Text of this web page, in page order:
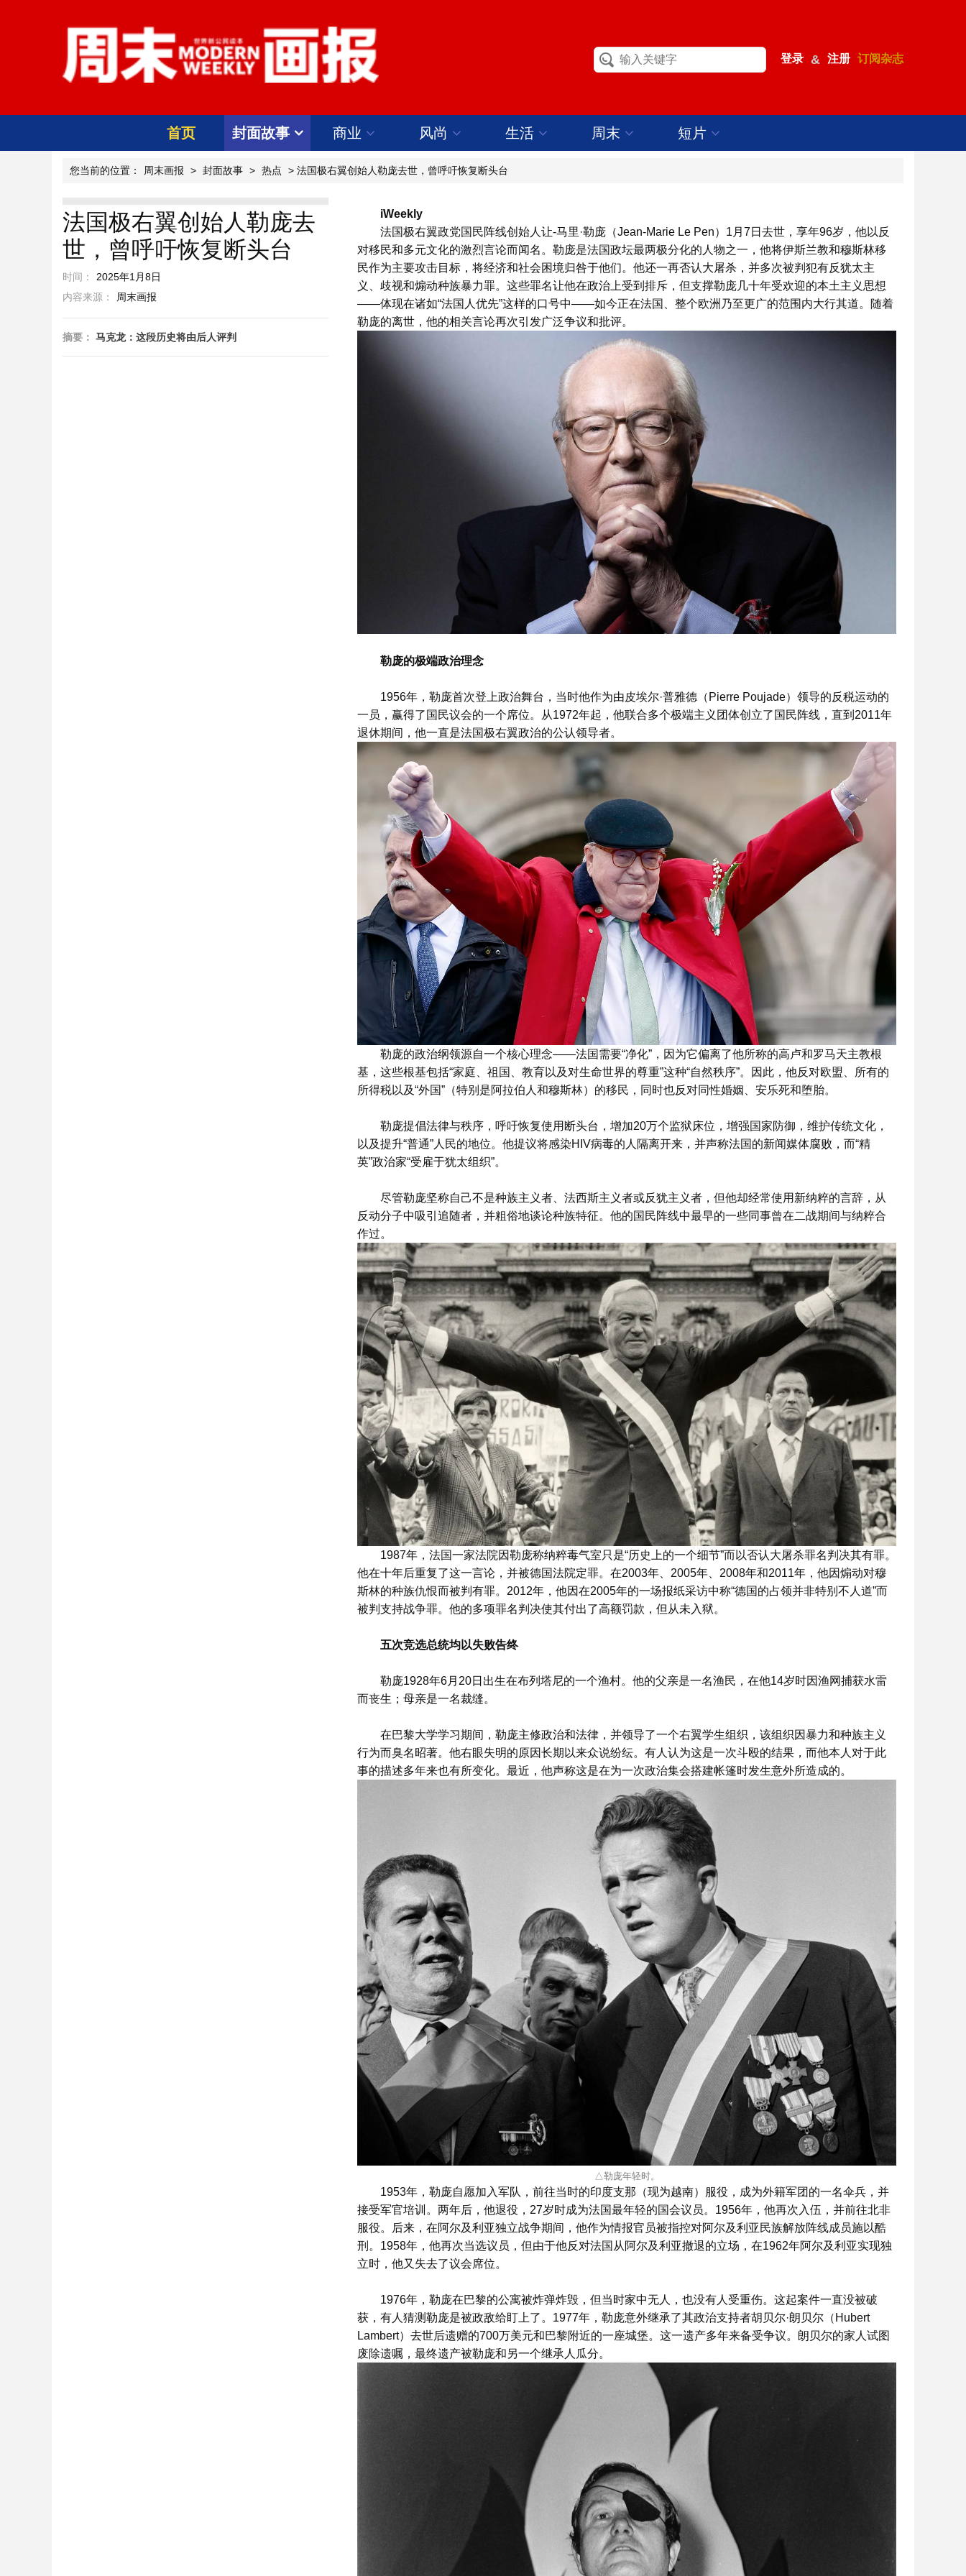
登录 & 注册 订阅杂志
首页 封面故事 商业 风尚 生活 周末 短片
您当前的位置： 周末画报 > 封面故事 > 热点 > 法国极右翼创始人勒庞去世，曾呼吁恢复断头台
法国极右翼创始人勒庞去
世，曾呼吁恢复断头台
时间：
2025年1月8日
内容来源：
周末画报
摘要： 马克龙：这段历史将由后人评判
iWeekly
法国极右翼政党国民阵线创始人让-马里·勒庞（Jean-Marie Le Pen）1月7日去世，享年96岁，他以反
对移民和多元文化的激烈言论而闻名。勒庞是法国政坛最两极分化的人物之一，他将伊斯兰教和穆斯林移
民作为主要攻击目标，将经济和社会困境归咎于他们。他还一再否认大屠杀，并多次被判犯有反犹太主
义、歧视和煽动种族暴力罪。这些罪名让他在政治上受到排斥，但支撑勒庞几十年受欢迎的本土主义思想
——体现在诸如“法国人优先”这样的口号中——如今正在法国、整个欧洲乃至更广的范围内大行其道。随着
勒庞的离世，他的相关言论再次引发广泛争议和批评。
勒庞的极端政治理念
1956年，勒庞首次登上政治舞台，当时他作为由皮埃尔·普雅德（Pierre Poujade）领导的反税运动的
一员，赢得了国民议会的一个席位。从1972年起，他联合多个极端主义团体创立了国民阵线，直到2011年
退休期间，他一直是法国极右翼政治的公认领导者。
勒庞的政治纲领源自一个核心理念——法国需要“净化”，因为它偏离了他所称的高卢和罗马天主教根
基，这些根基包括“家庭、祖国、教育以及对生命世界的尊重”这种“自然秩序”。因此，他反对欧盟、所有的
所得税以及“外国”（特别是阿拉伯人和穆斯林）的移民，同时也反对同性婚姻、安乐死和堕胎。
勒庞提倡法律与秩序，呼吁恢复使用断头台，增加20万个监狱床位，增强国家防御，维护传统文化，
以及提升“普通”人民的地位。他提议将感染HIV病毒的人隔离开来，并声称法国的新闻媒体腐败，而“精
英”政治家“受雇于犹太组织”。
尽管勒庞坚称自己不是种族主义者、法西斯主义者或反犹主义者，但他却经常使用新纳粹的言辞，从
反动分子中吸引追随者，并粗俗地谈论种族特征。他的国民阵线中最早的一些同事曾在二战期间与纳粹合
作过。
1987年，法国一家法院因勒庞称纳粹毒气室只是“历史上的一个细节”而以否认大屠杀罪名判决其有罪。
他在十年后重复了这一言论，并被德国法院定罪。在2003年、2005年、2008年和2011年，他因煽动对穆
斯林的种族仇恨而被判有罪。2012年，他因在2005年的一场报纸采访中称“德国的占领并非特别不人道”而
被判支持战争罪。他的多项罪名判决使其付出了高额罚款，但从未入狱。
五次竞选总统均以失败告终
勒庞1928年6月20日出生在布列塔尼的一个渔村。他的父亲是一名渔民，在他14岁时因渔网捕获水雷
而丧生；母亲是一名裁缝。
在巴黎大学学习期间，勒庞主修政治和法律，并领导了一个右翼学生组织，该组织因暴力和种族主义
行为而臭名昭著。他右眼失明的原因长期以来众说纷纭。有人认为这是一次斗殴的结果，而他本人对于此
事的描述多年来也有所变化。最近，他声称这是在为一次政治集会搭建帐篷时发生意外所造成的。
△勒庞年轻时。
1953年，勒庞自愿加入军队，前往当时的印度支那（现为越南）服役，成为外籍军团的一名伞兵，并
接受军官培训。两年后，他退役，27岁时成为法国最年轻的国会议员。1956年，他再次入伍，并前往北非
服役。后来，在阿尔及利亚独立战争期间，他作为情报官员被指控对阿尔及利亚民族解放阵线成员施以酷
刑。1958年，他再次当选议员，但由于他反对法国从阿尔及利亚撤退的立场，在1962年阿尔及利亚实现独
立时，他又失去了议会席位。
1976年，勒庞在巴黎的公寓被炸弹炸毁，但当时家中无人，也没有人受重伤。这起案件一直没被破
获，有人猜测勒庞是被政敌给盯上了。1977年，勒庞意外继承了其政治支持者胡贝尔·朗贝尔（Hubert
Lambert）去世后遗赠的700万美元和巴黎附近的一座城堡。这一遗产多年来备受争议。朗贝尔的家人试图
废除遗嘱，最终遗产被勒庞和另一个继承人瓜分。